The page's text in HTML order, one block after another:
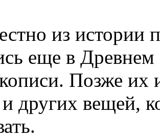
из
еще в
Позже их
других вещей,